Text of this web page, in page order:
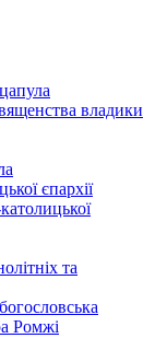
владики
єпархії
та
Ромжі